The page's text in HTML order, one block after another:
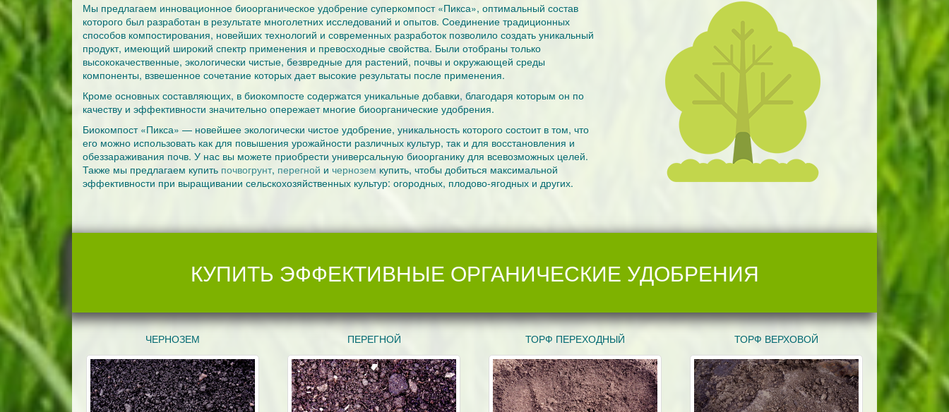
Мы предлагаем инновационное биоорганическое удобрение суперкомпост «Пикса», оптимальный состав
которого был разработан в результате многолетних исследований и опытов. Соединение традиционных
способов компостирования, новейших технологий и современных разработок позволило создать уникальный
продукт, имеющий широкий спектр применения и превосходные свойства. Были отобраны только
высококачественные, экологически чистые, безвредные для растений, почвы и окружающей среды
компоненты, взвешенное сочетание которых дает высокие результаты после применения.
Кроме основных составляющих, в биокомпосте содержатся уникальные добавки, благодаря которым он по
качеству и эффективности значительно опережает многие биоорганические удобрения.
Биокомпост «Пикса» — новейшее экологически чистое удобрение, уникальность которого состоит в том, что
его можно использовать как для повышения урожайности различных культур, так и для восстановления и
обеззараживания почв. У нас вы можете приобрести универсальную биоорганику для всевозможных целей.
Также мы предлагаем купить почвогрунт, перегной и чернозем купить, чтобы добиться максимальной
эффективности при выращивании сельскохозяйственных культур: огородных, плодово-ягодных и других.
КУПИТЬ ЭФФЕКТИВНЫЕ ОРГАНИЧЕСКИЕ УДОБРЕНИЯ
ЧЕРНОЗЕМ ПЕРЕГНОЙ ТОРФ ПЕРЕХОДНЫЙ ТОРФ ВЕРХОВОЙ